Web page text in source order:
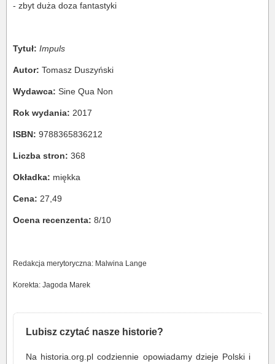
- zbyt duża doza fantastyki
Tytuł: Impuls
Autor: Tomasz Duszyński
Wydawca: Sine Qua Non
Rok wydania: 2017
ISBN: 9788365836212
Liczba stron: 368
Okładka: miękka
Cena: 27,49
Ocena recenzenta: 8/10
Redakcja merytoryczna: Malwina Lange
Korekta: Jagoda Marek
Lubisz czytać nasze historie?
Na historia.org.pl codziennie opowiadamy dzieje Polski i